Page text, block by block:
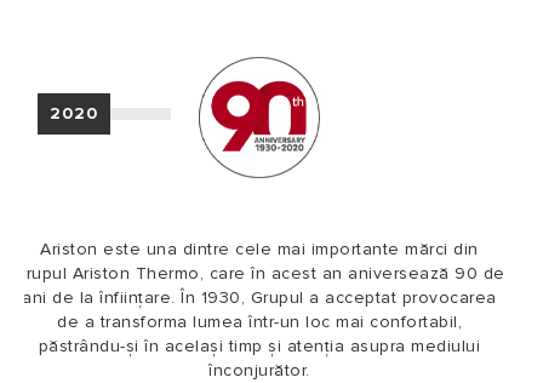
2020
Ariston este una dintre cele mai importante mărci din
Grupul Ariston Thermo, care în acest an aniversează 90 de
ani de la înființare. În 1930, Grupul a acceptat provocarea
de a transforma lumea într-un loc mai confortabil,
păstrându-și în același timp și atenția asupra mediului
înconjurător.